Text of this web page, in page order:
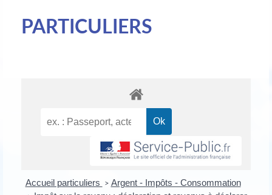
PARTICULIERS
Accueil particuliers > Argent - Impôts - Consommation